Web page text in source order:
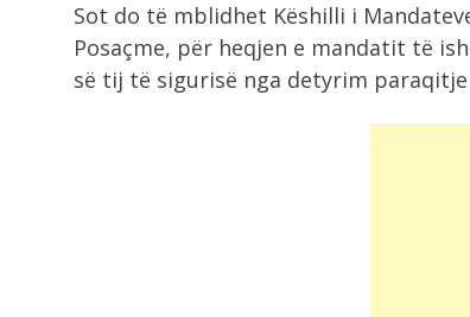
Sot do të mblidhet Këshilli i
Posaçme, për heqjen e mandatit të
së tij të sigurisë nga detyrim